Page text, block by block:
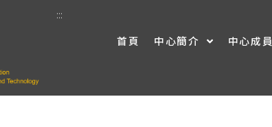
:::
首頁 中心簡介 中心成員